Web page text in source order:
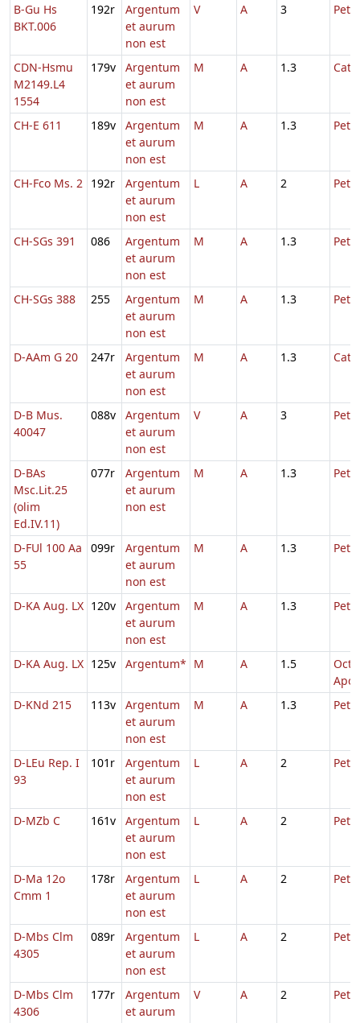
B-Gu Hs
BKT.006
192r
Argentum
et aurum
non est
V A 3
CDN-Hsmu
M2149.L4
1554
179v
Argentum
et aurum
non est
M A 1.3
CH-E 611 189v
Argentum
et aurum
non est
M A 1.3 Petri
CH-Fco Ms. 2 192r
Argentum
et aurum
non est
L A 2
CH-SGs 391 086
Argentum
et aurum
non est
M A 1.3
CH-SGs 388 255
Argentum
et aurum
non est
M A 1.3
D-AAm G 20 247r
Argentum
et aurum
non est
M A 1.3
D-B Mus.
40047
088v
Argentum
et aurum
non est
V A 3 Petri
D-BAs
Msc.Lit.25
(olim
Ed.IV.11)
077r
Argentum
et aurum
non est
M A 1.3
D-FUl 100 Aa
55
099r
Argentum
et aurum
non est
M A 1.3
D-KA Aug. LX 120v
Argentum
et aurum
non est
M A 1.3
D-KA Aug. LX 125v Argentum* M A 1.5
Oct.
D-KNd 215
113v
Argentum
et aurum
non est
M A 1.3
D-LEu Rep. I
93
101r
Argentum
et aurum
non est
L A 2
D-MZb C 161v
Argentum
et aurum
non est
L A 2
D-Ma 12o
Cmm 1
178r
Argentum
et aurum
non est
L A 2
D-Mbs Clm
4305
089r
Argentum
et aurum
non est
L A 2
D-Mbs Clm
4306
177r
Argentum
et aurum
V A 2